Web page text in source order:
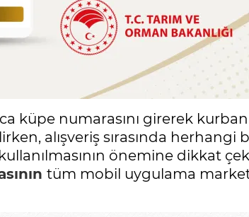
küpe numarasını girerek
alışveriş sırasında herhangi
önemine dikkat
tüm mobil uygulama